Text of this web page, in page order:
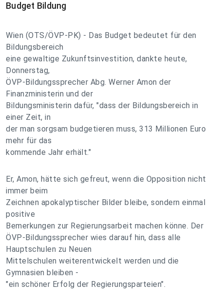
Budget Bildung
Wien (OTS/ÖVP-PK) - Das Budget bedeutet für den
Bildungsbereich
eine gewaltige Zukunftsinvestition, dankte heute,
Donnerstag,
ÖVP-Bildungssprecher Abg. Werner Amon der
Finanzministerin und der
Bildungsministerin dafür, "dass der Bildungsbereich in
einer Zeit, in
der man sorgsam budgetieren muss, 313 Millionen Euro
mehr für das
kommende Jahr erhält."
Er, Amon, hätte sich gefreut, wenn die Opposition nicht
immer beim
Zeichnen apokalyptischer Bilder bleibe, sondern einmal
positive
Bemerkungen zur Regierungsarbeit machen könne. Der
ÖVP-Bildungssprecher wies darauf hin, dass alle
Hauptschulen zu Neuen
Mittelschulen weiterentwickelt werden und die
Gymnasien bleiben -
"ein schöner Erfolg der Regierungsparteien".